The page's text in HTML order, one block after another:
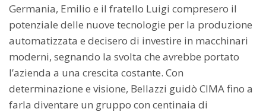
Germania, Emilio e il fratello Luigi compresero il
potenziale delle nuove tecnologie per la produzione
automatizzata e decisero di investire in macchinari
moderni, segnando la svolta che avrebbe portato
l’azienda a una crescita costante. Con
determinazione e visione, Bellazzi guidò CIMA fino a
farla diventare un gruppo con centinaia di